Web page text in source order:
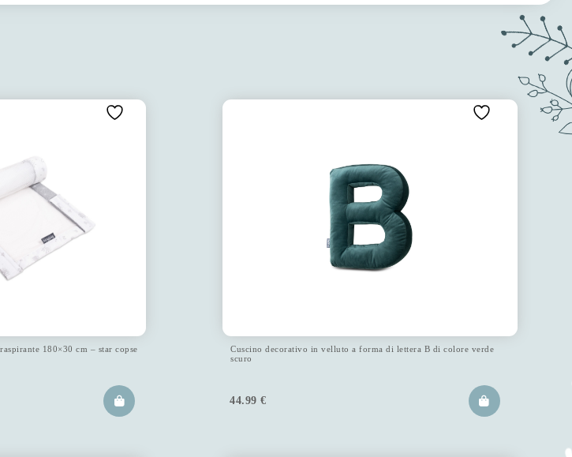
180×30 cm – star copse
Cuscino decorativo in velluto a forma di lettera B di colore verde
scuro
44.99 €